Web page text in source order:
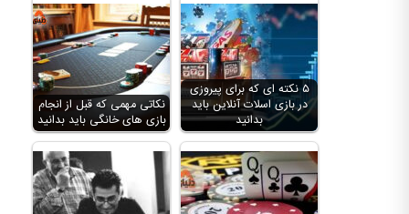
نکاتی مهمی که قبل از انجام
بازی های خانگی باید بدانید
۵ نکته ای که برای پیروزی
در بازی اسلات آنلاین باید
بدانید